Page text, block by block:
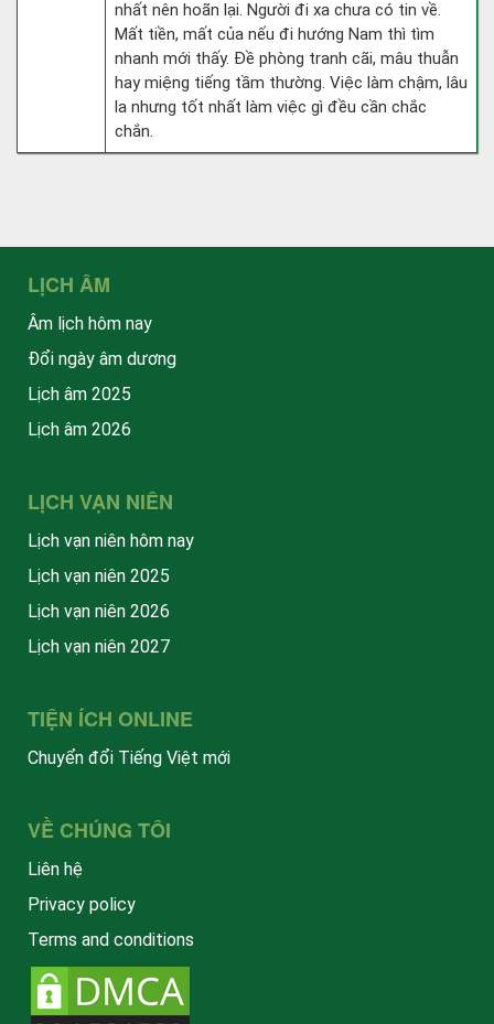
nhất nên hoãn lại. Người đi xa chưa có tin về.
Mất tiền, mất của nếu đi hướng Nam thì tìm
nhanh mới thấy. Đề phòng tranh cãi, mâu thuẫn
hay miệng tiếng tầm thường. Việc làm chậm, lâu
la nhưng tốt nhất làm việc gì đều cần chắc
chắn.
LỊCH ÂM
Âm lịch hôm nay
Đổi ngày âm dương
Lịch âm 2025
Lịch âm 2026
LỊCH VẠN NIÊN
Lịch vạn niên hôm nay
Lịch vạn niên 2025
Lịch vạn niên 2026
Lịch vạn niên 2027
TIỆN ÍCH ONLINE
Chuyển đổi Tiếng Việt mới
VỀ CHÚNG TÔI
Liên hệ
Privacy policy
Terms and conditions